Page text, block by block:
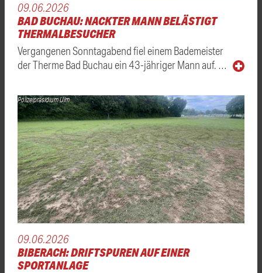
09.06.2026
BAD BUCHAU: NACKTER MANN BELÄSTIGT
THERMALBESUCHER
Vergangenen Sonntagabend fiel einem Bademeister
der Therme Bad Buchau ein 43-jähriger Mann auf. …
Polizeipräsidium Ulm
09.06.2026
BIBERACH: DRIFTSPUREN AUF EINER
SPORTANLAGE